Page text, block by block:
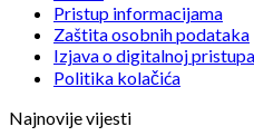
Pristup informacijama
Zaštita osobnih podataka
Izjava o digitalnoj
Politika kolačića
Najnovije vijesti